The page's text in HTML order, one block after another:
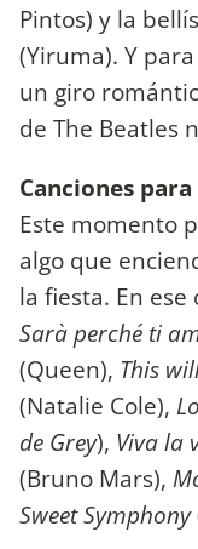
Pintos) y la
(Yiruma). Y
un giro
de The Beatles
Canciones
Este momento
algo que
la fiesta. En
Sarà perché ti
(Queen), This
(Natalie Cole),
de Grey), Viva la
(Bruno Mars),
Sweet Symphony